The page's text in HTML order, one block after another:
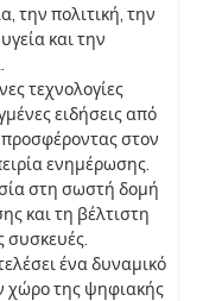
την πολιτική, την
και την
τεχνολογίες
ειδήσεις από
προσφέροντας στον
ενημέρωσης.
στη σωστή δομή
και τη βέλτιστη
συσκευές.
ένα δυναμικό
χώρο της ψηφιακής